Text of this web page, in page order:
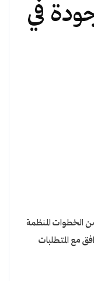
في
الخطوات المنظمة
مع المتطلبات